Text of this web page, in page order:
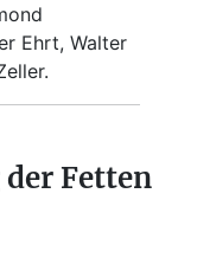
Ehrt, Walter
Fetten